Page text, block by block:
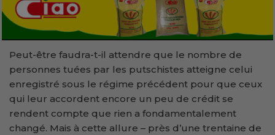
Peut-être faudra-t-il attendre que le nombre de
personnes tuées par les putschistes atteigne celui
enregistré sous le régime précédent pour que ceux
qui leur accordent encore un peu de crédit se
rendent compte que rien a fondamentalement
changé. Mais à cette allure – près d’une trentaine de